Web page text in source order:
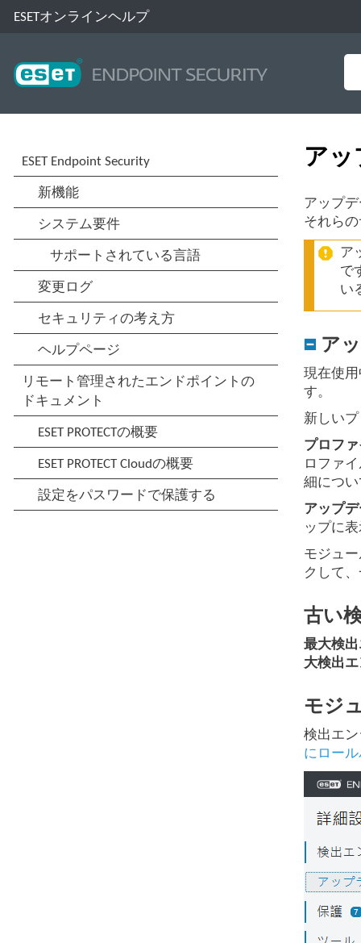
ESETオンラインヘルプ
アッ
アップ
それら
ア
で
い
ア
現在使
す。
新しい
プロフ
ロファ
細につ
アップ
ップに
モジュ
クして
古い
最大検
大検出
モジ
検出エ
にロー